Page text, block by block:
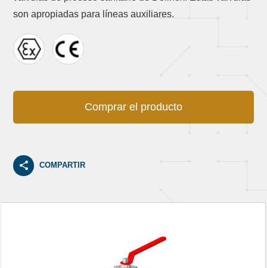
son apropiadas para líneas auxiliares.
Comprar el producto
COMPARTIR